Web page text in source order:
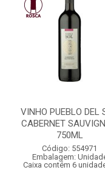
VINHO PUEBLO DEL
CABERNET
750ML
Código: 554971
Embalagem:
Caixa contém 6